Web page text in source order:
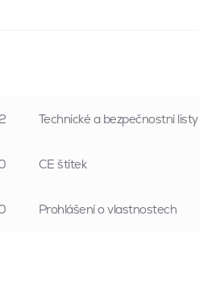
Technické a bezpečnostní listy
CE štítek
Prohlášení o vlastnostech